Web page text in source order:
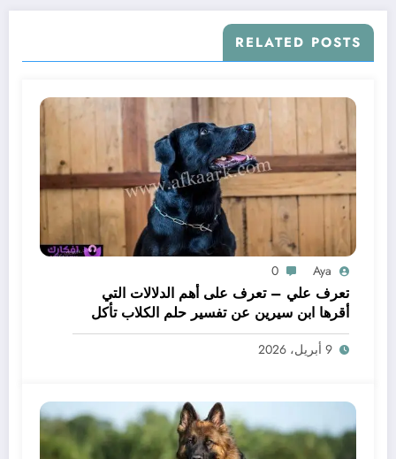
RELATED POSTS
Aya
0
تعرف علي – تعرف على أهم الدلالات التي
أقرها ابن سيرين عن تفسير حلم الكلاب تأكل
لحم – بالتفصيل
9 أبريل، 2026